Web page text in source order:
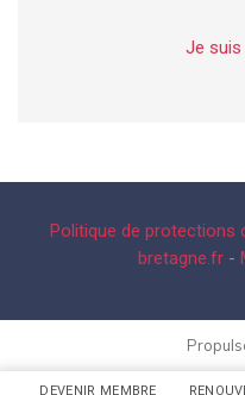
DEVENIR MEMBRE
Je suis
Politique de protections
bretagne.fr -